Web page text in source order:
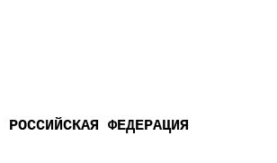
РОССИЙСКАЯ ФЕДЕРАЦИЯ